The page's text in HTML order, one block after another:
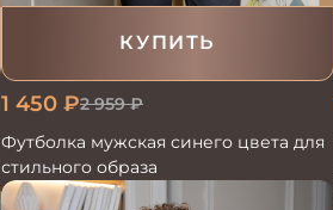
КУПИТЬ
1 450 ₽2 959₽
Футболка мужская синего цвета для
стильного образа